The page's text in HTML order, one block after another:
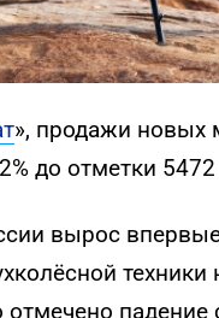
», продажи новых
до отметки
вырос впервые